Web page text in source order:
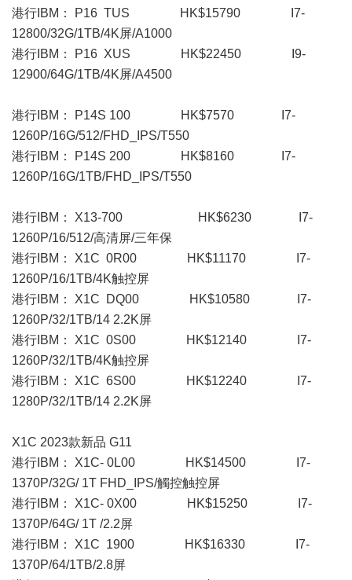
港行IBM： P16 TUS HK$15790 I7-
12800/32G/1TB/4K屏/A1000
港行IBM： P16 XUS HK$22450 I9-
12900/64G/1TB/4K屏/A4500
港行IBM： P14S 100 HK$7570 I7-
1260P/16G/512/FHD_IPS/T550
港行IBM： P14S 200 HK$8160 I7-
1260P/16G/1TB/FHD_IPS/T550
港行IBM： X13-700 HK$6230 I7-
1260P/16/512/高清屏/三年保
港行IBM： X1C 0R00 HK$11170 I7-
1260P/16/1TB/4K触控屏
港行IBM： X1C DQ00 HK$10580 I7-
1260P/32/1TB/14 2.2K屏
港行IBM： X1C 0S00 HK$12140 I7-
1260P/32/1TB/4K触控屏
港行IBM： X1C 6S00 HK$12240 I7-
1280P/32/1TB/14 2.2K屏
X1C 2023款新品 G11
港行IBM： X1C- 0L00 HK$14500 I7-
1370P/32G/ 1T FHD_IPS/觸控触控屏
港行IBM： X1C- 0X00 HK$15250 I7-
1370P/64G/ 1T /2.2屏
港行IBM： X1C 1900 HK$16330 I7-
1370P/64/1TB/2.8屏